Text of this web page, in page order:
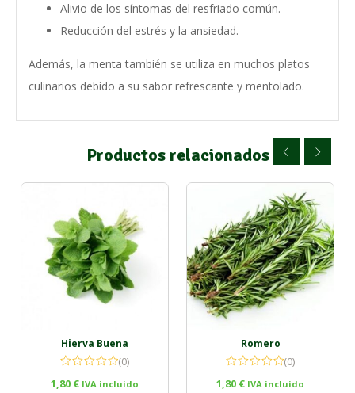
Alivio de los síntomas del resfriado común.
Reducción del estrés y la ansiedad.
Además, la menta también se utiliza en muchos platos
culinarios debido a su sabor refrescante y mentolado.
Productos relacionados
Hierva Buena
(0)
1,80 € IVA incluido
Romero
(0)
1,80 € IVA incluido